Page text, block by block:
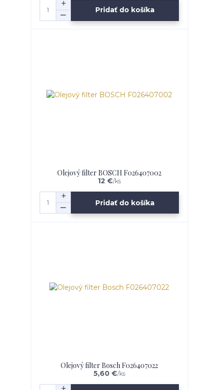
Pridať do košíka
Olejový filter BOSCH F026407002
12 €/ks
Pridať do košíka
Olejový filter Bosch F026407022
5,60 €/ks